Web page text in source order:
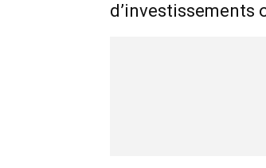
d’investissements